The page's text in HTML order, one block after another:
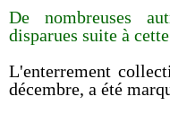
De nombreuses
disparues suite à
L'enterrement
décembre, a été